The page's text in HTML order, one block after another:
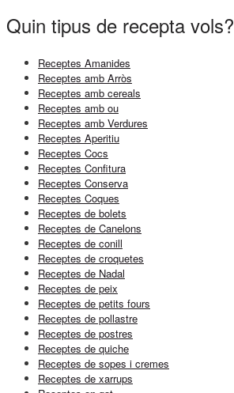
Quin tipus de recepta vols?
Receptes Amanides
Receptes amb Arròs
Receptes amb cereals
Receptes amb ou
Receptes amb Verdures
Receptes Aperitiu
Receptes Cocs
Receptes Confitura
Receptes Conserva
Receptes Coques
Receptes de bolets
Receptes de Canelons
Receptes de conill
Receptes de croquetes
Receptes de Nadal
Receptes de peix
Receptes de petits fours
Receptes de pollastre
Receptes de postres
Receptes de quiche
Receptes de sopes i cremes
Receptes de xarrups